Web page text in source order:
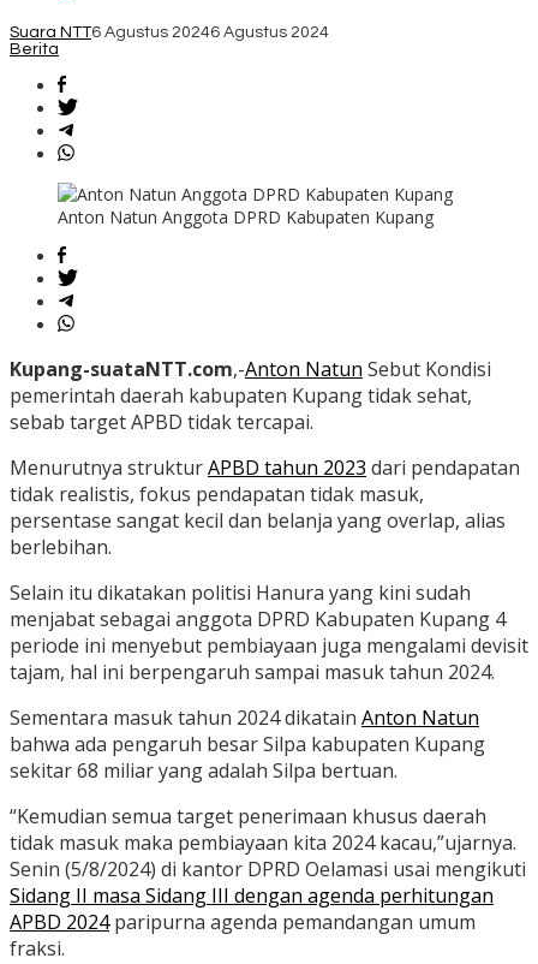
Suara NTT6 Agustus 20246 Agustus 2024
Berita
Anton Natun Anggota DPRD Kabupaten Kupang
Kupang-suataNTT.com,-Anton Natun Sebut Kondisi
pemerintah daerah kabupaten Kupang tidak sehat,
sebab target APBD tidak tercapai.
Menurutnya strukturAPBD tahun 2023 dari pendapatan
tidak realistis, fokus pendapatan tidak masuk,
persentase sangat kecil dan belanja yang overlap, alias
berlebihan.
Selain itu dikatakan politisi Hanura yang kini sudah
menjabat sebagai anggota DPRD Kabupaten Kupang 4
periode ini menyebut pembiayaan juga mengalami devisit
tajam, hal ini berpengaruh sampai masuk tahun 2024.
Sementara masuk tahun 2024 dikatain Anton Natun
bahwa ada pengaruh besar Silpa kabupaten Kupang
sekitar 68 miliar yang adalah Silpa bertuan.
“Kemudian semua target penerimaan khusus daerah
tidak masuk maka pembiayaan kita 2024 kacau,”ujarnya.
Senin (5/8/2024) di kantor DPRD Oelamasi usai mengikuti
Sidang II masa Sidang III dengan agenda perhitungan
APBD 2024paripurna agenda pemandangan umum
fraksi.